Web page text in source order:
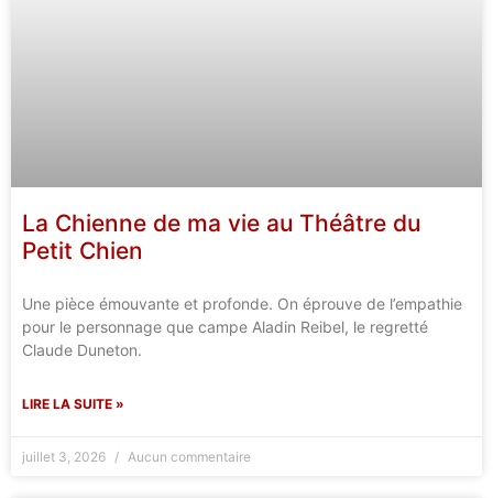
La Chienne de ma vie au Théâtre du
Petit Chien
Une pièce émouvante et profonde. On éprouve de l’empathie
pour le personnage que campe Aladin Reibel, le regretté
Claude Duneton.
LIRE LA SUITE »
juillet 3, 2026 Aucun commentaire